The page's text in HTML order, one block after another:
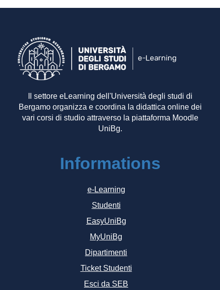
Il settore eLearning dell'Università degli studi di
Bergamo organizza e coordina la didattica online dei
vari corsi di studio attraverso la piattaforma Moodle
UniBg.
Informations
e-Learning
Studenti
EasyUniBg
MyUniBg
Dipartimenti
Ticket Studenti
Esci da SEB